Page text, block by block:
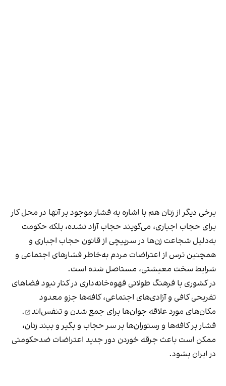
برخی دیگر از زنان هم با اشاره به فشار موجود بر آنها در محل کار
برای حجاب اجباری، می‌گویند حجاب آزاد نشده، بلکه حکومت
به‌دلیل شجاعت زن‌ها در سرپیچی از قانون حجاب اجباری و
همچنین ترس از اعتراضات مردم به‌خاطر فشارهای اجتماعی و
شرایط سخت معیشتی، مستاصل شده است.
در کشوری با فرهنگ طولانی قهوه‌‌خانه‌داری در کنار نبود فضاهای
تفریحی کافی و آزادی‌های اجتماعی، کافه‌ها جزو معدود
مکان‌های مورد علاقه جوان‌ها برای جمع شدن و تنفس‌اند
.
فشار بر کافه‌ها و رستوران‌ها بر سر حجاب و بگیر و ببند زنان،
ممکن است باعث جرقه خوردن دور جدید اعتراضات ضدحکومتی
در ایران بشود.